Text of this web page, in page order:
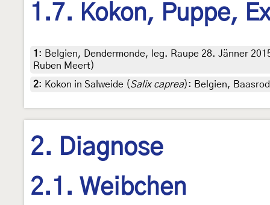
1.7. Kokon, Puppe,
1 : Belgien, Dendermonde, leg. Raupe 28. Jänner
Ruben Meert)
2: Kokon in Salweide (Salix caprea): Belgien,
2. Diagnose
2.1. Weibchen